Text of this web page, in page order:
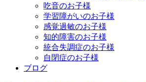
吃音のお子様
学習障がいのお子様
感覚過敏のお子様
知的障害のお子様
統合失調症のお子様
自閉症のお子様
ブログ